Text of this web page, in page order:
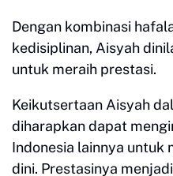
Dengan kombinasi
kedisiplinan, Aisyah
untuk meraih prestasi.
Keikutsertaan Aisyah
diharapkan dapat
Indonesia lainnya untuk
dini. Prestasinya